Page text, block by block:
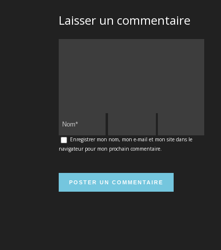
Laisser un commentaire
Enregistrer mon nom, mon e-mail et mon site dans le
navigateur pour mon prochain commentaire.